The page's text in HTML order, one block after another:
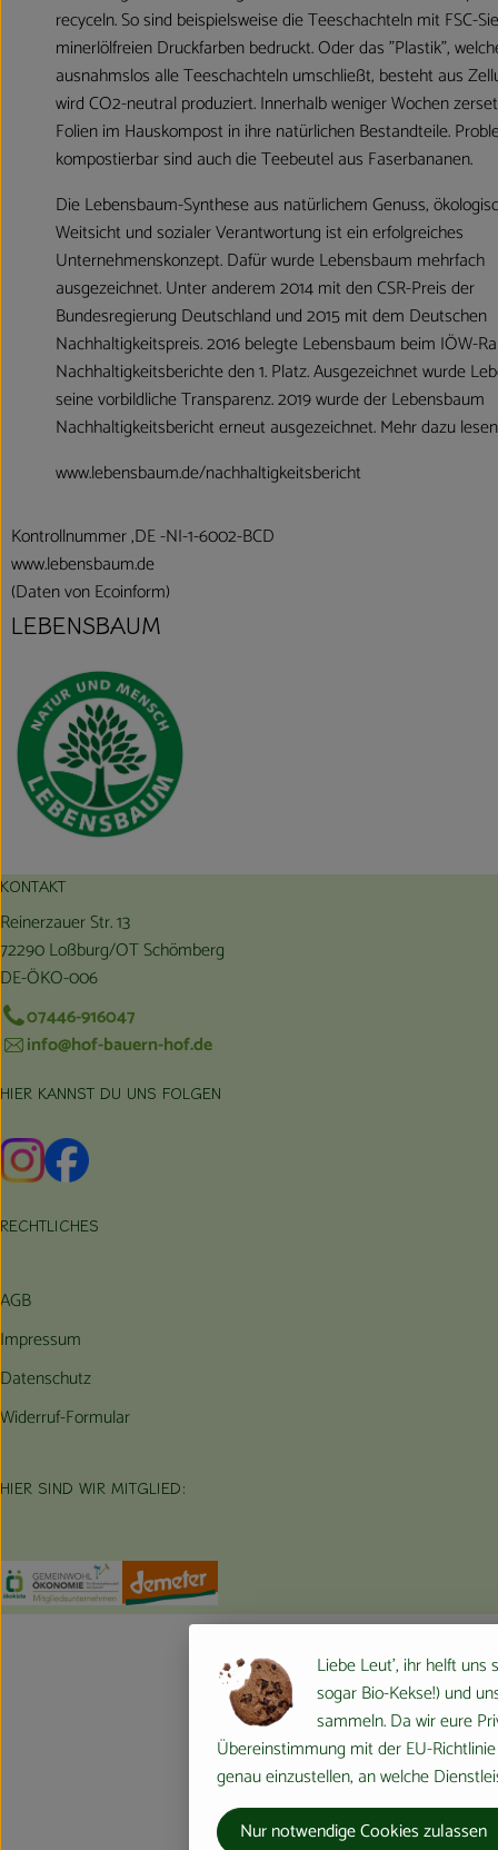
recyceln. So sind beispielsweise die Teeschachteln mit FSC-
minerlölfreien Druckfarben bedruckt. Oder das "Plastik",
ausnahmslos alle Teeschachteln umschließt, besteht aus
wird CO2-neutral produziert. Innerhalb weniger Wochen
Folien im Hauskompost in ihre natürlichen Bestandteile.
kompostierbar sind auch die Teebeutel aus Faserbananen.
Die Lebensbaum-Synthese aus natürlichem Genuss,
Weitsicht und sozialer Verantwortung ist ein erfolgreiches
Unternehmenskonzept. Dafür wurde Lebensbaum mehrfach
ausgezeichnet. Unter anderem 2014 mit den CSR-Preis der
Bundesregierung Deutschland und 2015 mit dem Deutschen
Nachhaltigkeitspreis. 2016 belegte Lebensbaum beim IÖW-
Nachhaltigkeitsberichte den 1. Platz. Ausgezeichnet wurde
seine vorbildliche Transparenz. 2019 wurde der Lebensbaum
Nachhaltigkeitsbericht erneut ausgezeichnet. Mehr dazu
www.lebensbaum.de/nachhaltigkeitsbericht
Kontrollnummer ,DE -NI-1-6002-BCD
www.lebensbaum.de
(Daten von Ecoinform)
LEBENSBAUM
KONTAKT
Reinerzauer Str. 13
72290 Loßburg/OT Schömberg
DE-ÖKO-006
07446-916047
info@hof-bauern-hof.de
HIER KANNST DU UNS FOLGEN
Externer Link zu https://www.instagram.com/hofbauernhof/
Externer Link zu https://www.facebook.com/
RECHTLICHES
AGB
Impressum
Datenschutz
Widerruf-Formular
HIER SIND WIR MITGLIED:
Externer Link zu https://www.oekokiste.de/
Externer Link zu https://germany.econgood.org/
Liebe Leut', ihr helft uns
sogar Bio-Kekse!) und
sammeln. Da wir eure
Übereinstimmung mit der EU-
genau einzustellen, an welche
Nur notwendige Cookies zulassen